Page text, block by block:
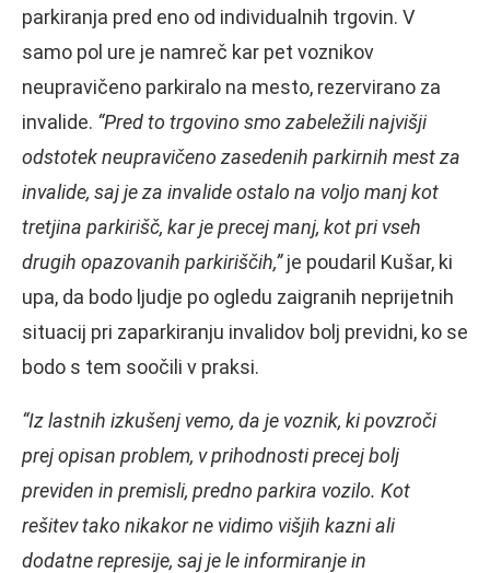
parkiranja pred eno od individualnih trgovin. V
samo pol ure je namreč kar pet voznikov
neupravičeno parkiralo na mesto, rezervirano za
invalide. “Pred to trgovino smo zabeležili najvišji
odstotek neupravičeno zasedenih parkirnih mest za
invalide, saj je za invalide ostalo na voljo manj kot
tretjina parkirišč, kar je precej manj, kot pri vseh
drugih opazovanih parkiriščih,”je poudaril Kušar, ki
upa, da bodo ljudje po ogledu zaigranih neprijetnih
situacij pri zaparkiranju invalidov bolj previdni, ko se
bodo s tem soočili v praksi.
“Iz lastnih izkušenj vemo, da je voznik, ki povzroči
prej opisan problem, v prihodnosti precej bolj
previden in premisli, predno parkira vozilo. Kot
rešitev tako nikakor ne vidimo višjih kazni ali
dodatne represije, saj je le informiranje in